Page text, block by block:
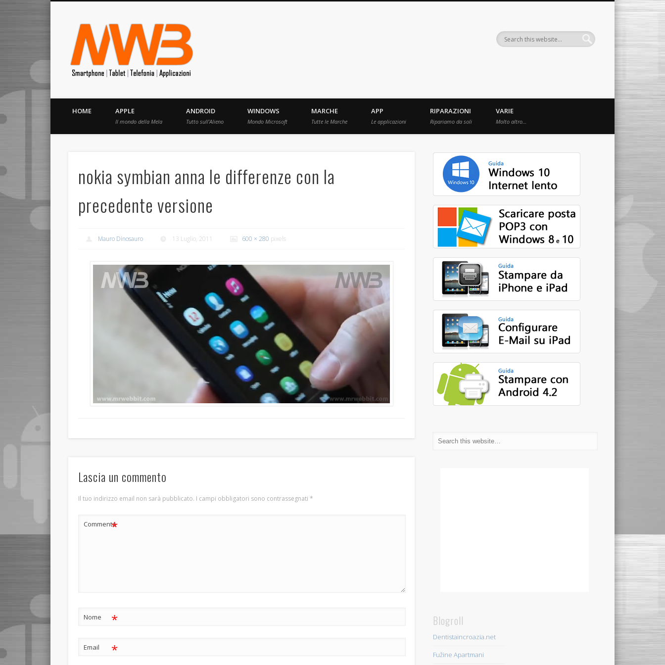
Siete appassionati di telefonia? I migliori Video, Recensioni e Prove raccolti in Rete.
HOME APPLE
Il mondo della Mela
ANDROID
Tutto sull’Alieno
WINDOWS
Mondo Microsoft
MARCHE
Tutte le Marche
APP
Le applicazioni
RIPARAZIONI
Ripariamo da soli
VARIE
Molto altro…
nokia symbian anna le differenze con la
precedente versione
Mauro Dinosauro 13 Luglio, 2011 600 × 280 pixels
Lascia un commento
Il tuo indirizzo email non sarà pubblicato. I campi obbligatori sono contrassegnati*
Commento
*
Nome *
Email *
Blogroll
Dentistaincroazia.net
Fužine Apartmani